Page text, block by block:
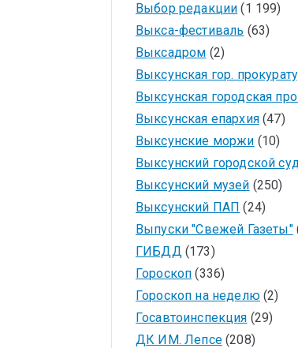
Выбор редакции (1 199)
Выкса-фестиваль (63)
Выксадром (2)
Выксунская гор.
Выксунская городская
Выксунская епархия(47)
Выксунские моржи (10)
Выксунский городской
Выксунский музей (250)
Выксунский ПАП (24)
Выпуски "Свежей Газеты"
ГИБДД(173)
Гороскоп (336)
Гороскоп на неделю(2)
Госавтоинспекция (29)
ДК ИМ. Лепсе(208)